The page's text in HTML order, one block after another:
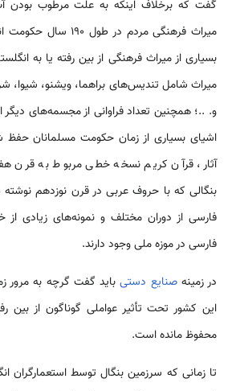
گفت که برخلاف اینکه به علت مرطوب بودن
میراث فرهنگی مردم در
بسیاری از میراث فرهنگی از بین رفته یا به
میراث شامل تندیس‌های براهما، ویشنو، شیوا،
و. ..؛ همچنین تعداد فراوانی از مجسمه‌های دیگر
اشیای بسیاری از زمان حکومت مسلمانان
آثار، قرآن کریم نسخه خطی مربوط به قرن
بنگالی که با حروف عربی در قرن نوزدهم
فارسی از دوران مختلف و نمونه‌های زیادی
فارسی در موزه ملی وجود دارند.
در زمینهصنایع دستیباید گفت گرچه به مرور
این کشور تحت تأثیر عواملی گوناگون از بین
محفوظ مانده است.
تا زمانی که سرزمین بنگال توسط استعمارگران